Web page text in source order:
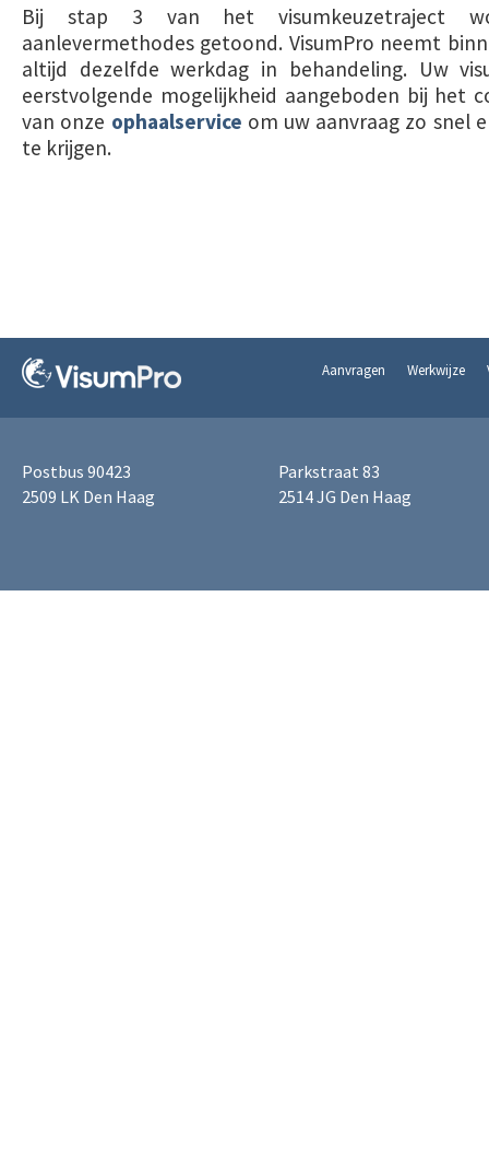
Bij stap 3 van het visumkeuzetraject
aanlevermethodes getoond. VisumPro neemt
altijd dezelfde werkdag in behandeling. Uw
eerstvolgende mogelijkheid aangeboden bij het
van onze ophaalservice om uw aanvraag zo snel
te krijgen.
Aanvragen Werkwijze
Postbus 90423
2509 LK Den Haag
Parkstraat 83
2514 JG Den Haag